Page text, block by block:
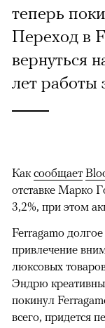
теперь
Переход в
вернуться
лет работы
Как сообщает
отставке Марко
3,2%, при этом
Ferragamo
привлечение
люксовых
Эндрю
покинул
всего, придется